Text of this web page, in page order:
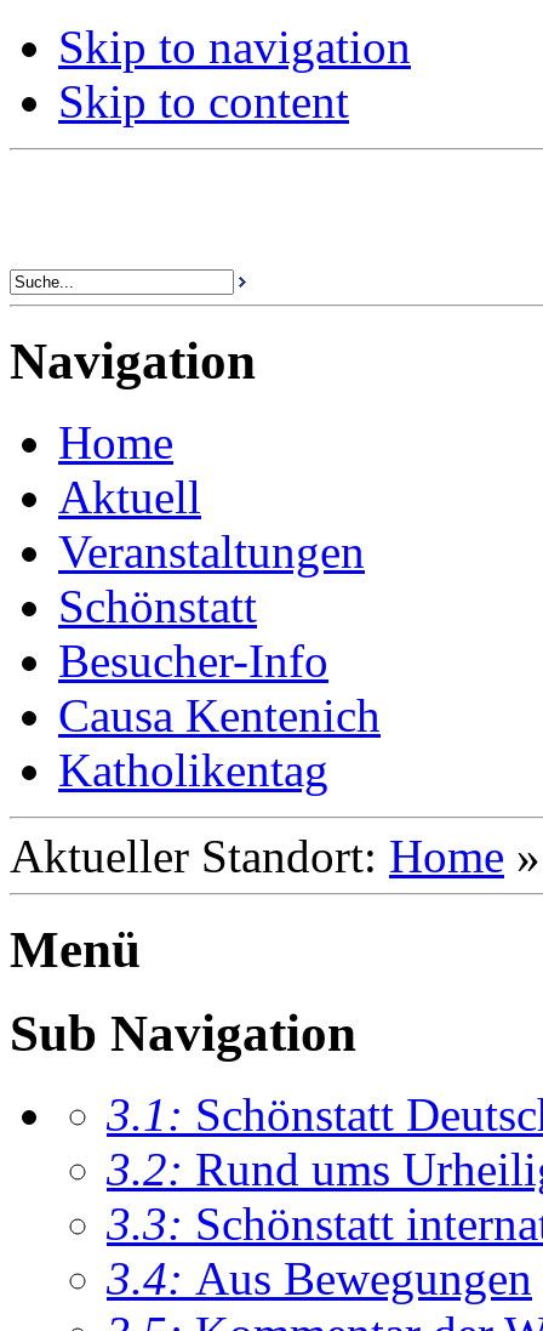
Skip to navigation
Skip to content
Navigation
Home
Aktuell
Veranstaltungen
Schönstatt
Besucher-Info
Causa Kentenich
Katholikentag
Aktueller Standort: Home
Menü
Sub Navigation
3.1: Schönstatt
3.2: Rund ums
3.3: Schönstatt
3.4: Aus Bewegungen